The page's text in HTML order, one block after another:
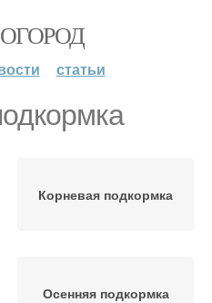
статьи
Корневая подкормка
Осенняя подкормка